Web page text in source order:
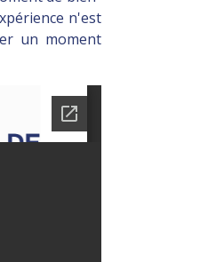
n'est
un moment